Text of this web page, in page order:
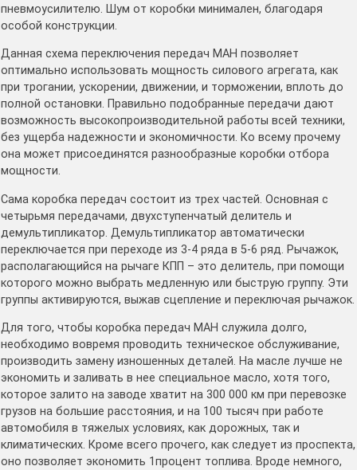
пневмоусилителю. Шум от коробки минимален, благодаря
особой конструкции.
Данная схема переключения передач МАН позволяет
оптимально использовать мощность силового агрегата, как
при трогании, ускорении, движении, и торможении, вплоть до
полной остановки. Правильно подобранные передачи дают
возможность высокопроизводительной работы всей техники,
без ущерба надежности и экономичности. Ко всему прочему
она может присоединятся разнообразные коробки отбора
мощности.
Сама коробка передач состоит из трех частей. Основная с
четырьмя передачами, двухступенчатый делитель и
демультипликатор. Демультипликатор автоматически
переключается при переходе из 3-4 ряда в 5-6 ряд. Рычажок,
располагающийся на рычаге КПП – это делитель, при помощи
которого можно выбрать медленную или быструю группу. Эти
группы активируются, выжав сцепление и переключая рычажок.
Для того, чтобы коробка передач МАН служила долго,
необходимо вовремя проводить техническое обслуживание,
производить замену изношенных деталей. На масле лучше не
экономить и заливать в нее специальное масло, хотя того,
которое залито на заводе хватит на 300 000 км при перевозке
грузов на большие расстояния, и на 100 тысяч при работе
автомобиля в тяжелых условиях, как дорожных, так и
климатических. Кроме всего прочего, как следует из проспекта,
оно позволяет экономить 1процент топлива. Вроде немного,